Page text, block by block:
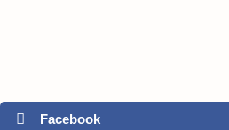
Facebook